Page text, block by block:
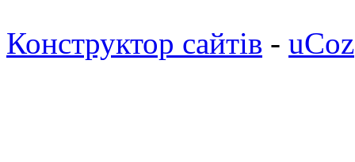
Конструктор сайтів - uCoz